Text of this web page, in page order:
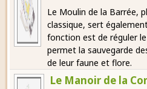
Le Moulin de la Barrée,
classique, sert
fonction est de réguler
permet la sauvegarde
de leur faune et flore.
Le Manoir de la